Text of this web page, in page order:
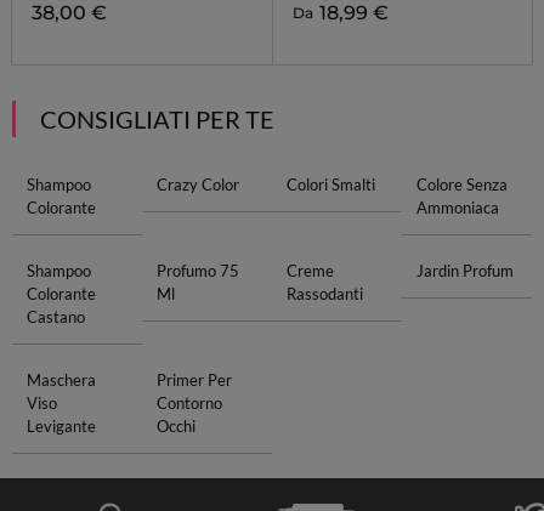
38,00 € Da 18,99 €
CONSIGLIATI PER TE
Shampoo
Colorante
Crazy Color Colori Smalti
Colore Senza
Ammoniaca
Shampoo
Colorante
Castano
Profumo 75
Ml
Creme
Rassodanti
Jardin Profum
Maschera
Viso
Levigante
Primer Per
Contorno
Occhi